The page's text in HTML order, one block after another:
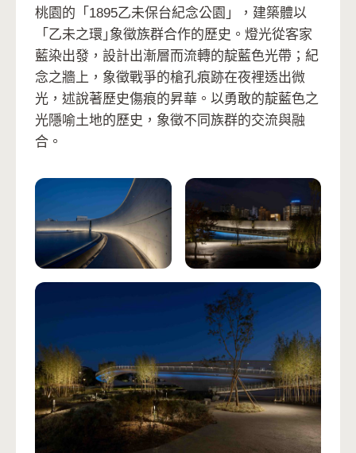
桃園的「1895乙未保台紀念公園」，建築體以
「乙未之環｣象徵族群合作的歷史。燈光從客家
藍染出發，設計出漸層而流轉的靛藍色光帶；紀
念之牆上，象徵戰爭的槍孔痕跡在夜裡透出微
光，述說著歷史傷痕的昇華。以勇敢的靛藍色之
光隱喻土地的歷史，象徵不同族群的交流與融
合。